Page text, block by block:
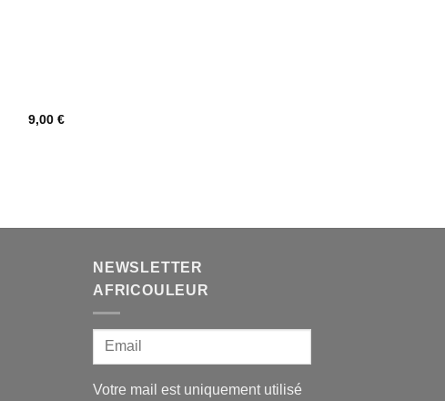
9,00 €
NEWSLETTER
AFRICOULEUR
Votre mail est uniquement utilisé